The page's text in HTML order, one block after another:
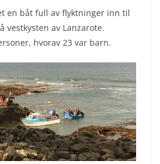
en båt full av flyktninger inn til
vestkysten av Lanzarote.
hvorav 23 var barn.